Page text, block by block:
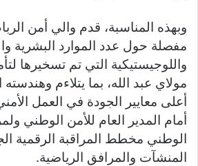
وبهذه المناسبة، قدم والي أمن
مفصلة حول عدد الموارد البشرية
واللوجيستيكية التي تم تسخيرها
مولاي عبد الله، بما يتلاءم
أعلى معايير الجودة في العمل
أمام المدير العام للأمن الوطني
الوطني مخطط المراقبة الرقمية
المنشآت والمرافق الرياضية.